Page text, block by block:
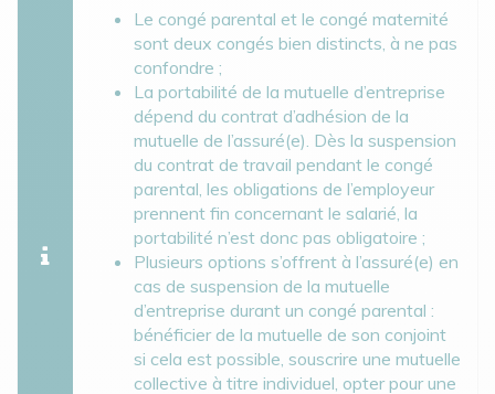
Le congé parental et le congé maternité
sont deux congés bien distincts, à ne pas
confondre ;
La portabilité de la mutuelle d’entreprise
dépend du contrat d’adhésion de la
mutuelle de l’assuré(e). Dès la suspension
du contrat de travail pendant le congé
parental, les obligations de l’employeur
prennent fin concernant le salarié, la
portabilité n’est donc pas obligatoire ;
Plusieurs options s’offrent à l’assuré(e) en
cas de suspension de la mutuelle
d’entreprise durant un congé parental :
bénéficier de la mutuelle de son conjoint
si cela est possible, souscrire une mutuelle
collective à titre individuel, opter pour une